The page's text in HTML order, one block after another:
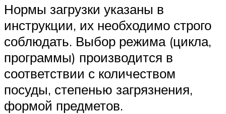
Нормы загрузки указаны в
инструкции, их необходимо строго
соблюдать. Выбор режима (цикла,
программы) производится в
соответствии с количеством
посуды, степенью загрязнения,
формой предметов.